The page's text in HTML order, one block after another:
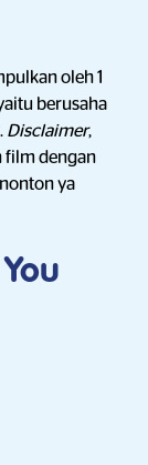
oleh 1
berusaha
Disclaimer,
film dengan
ya